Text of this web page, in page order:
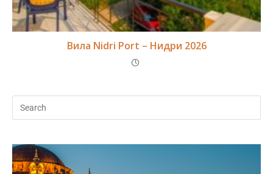
Вила Nidri Port – Нидри 2026